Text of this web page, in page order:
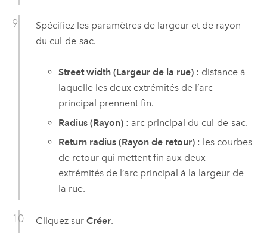
Spécifiez les paramètres de largeur et de rayon
du cul-de-sac.
Street width (Largeur de la rue) : distance à
laquelle les deux extrémités de l’arc
principal prennent fin.
Radius (Rayon) : arc principal du cul-de-sac.
Return radius (Rayon de retour) : les courbes
de retour qui mettent fin aux deux
extrémités de l’arc principal à la largeur de
la rue.
Cliquez sur Créer.